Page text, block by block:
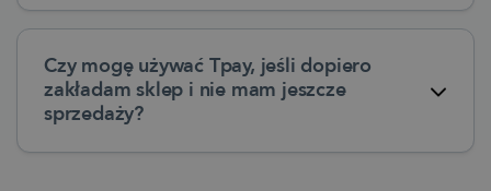
Czy mogę używać Tpay, jeśli dopiero
zakładam sklep i nie mam jeszcze
sprzedaży?